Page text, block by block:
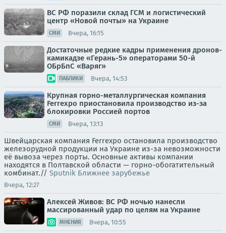
ВС РФ поразили склад ГСМ и логистический
центр «Новой почты» на Украине
СМИ Вчера, 16:15
Достаточные редкие кадры применения дронов-
камикадзе «Герань-5» операторами 50-й
ОБрБпС «Варяг»
ПАБЛИКИ Вчера, 14:53
Крупная горно-металлургическая компания
Ferrexpo приостановила производство из-за
блокировки Россией портов
СМИ Вчера, 13:13
Швейцарская компания Ferrexpo остановила производство
железорудной продукции на Украине из-за невозможности
её вывоза через порты. Основные активы компании
находятся в Полтавской области — горно-обогатительный
комбинат.// Sputnik Ближнее зарубежье
Вчера, 12:27
Алексей Живов: ВС РФ ночью нанесли
массированный удар по целям на Украине
МНЕНИЯ Вчера, 10:55